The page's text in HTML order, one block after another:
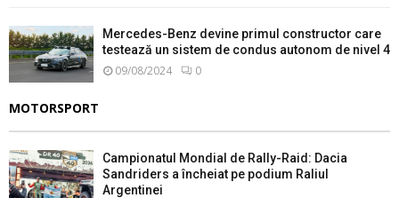
Mercedes-Benz devine primul constructor care
testează un sistem de condus autonom de nivel 4
09/08/2024 0
MOTORSPORT
Campionatul Mondial de Rally-Raid: Dacia
Sandriders a încheiat pe podium Raliul
Argentinei